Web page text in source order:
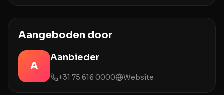
Aangeboden door
A
Aanbieder
+31 75 616 0000 Website